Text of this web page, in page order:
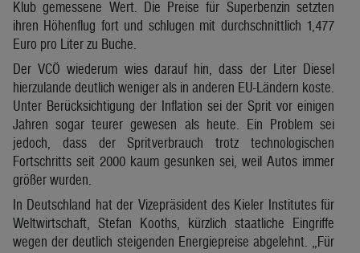
Klub gemessene Wert. Die Preise für Superbenzin setzten
ihren Höhenflug fort und schlugen mit durchschnittlich 1,477
Euro pro Liter zu Buche.
Der VCÖ wiederum wies darauf hin, dass der Liter Diesel
hierzulande deutlich weniger als in anderen EU-Ländern koste.
Unter Berücksichtigung der Inflation sei der Sprit vor einigen
Jahren sogar teurer gewesen als heute. Ein Problem sei
jedoch, dass der Spritverbrauch trotz technologischen
Fortschritts seit 2000 kaum gesunken sei, weil Autos immer
größer wurden.
In Deutschland hat der Vizepräsident des Kieler Institutes für
Weltwirtschaft, Stefan Kooths, kürzlich staatliche Eingriffe
wegen der deutlich steigenden Energiepreise abgelehnt. „Für